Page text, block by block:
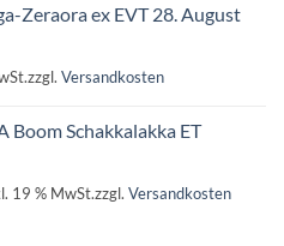
Zeraora ex EVT 28. August
zzgl. Versandkosten
Boom Schakkalakka ET
19 % MwSt.zzgl. Versandkosten